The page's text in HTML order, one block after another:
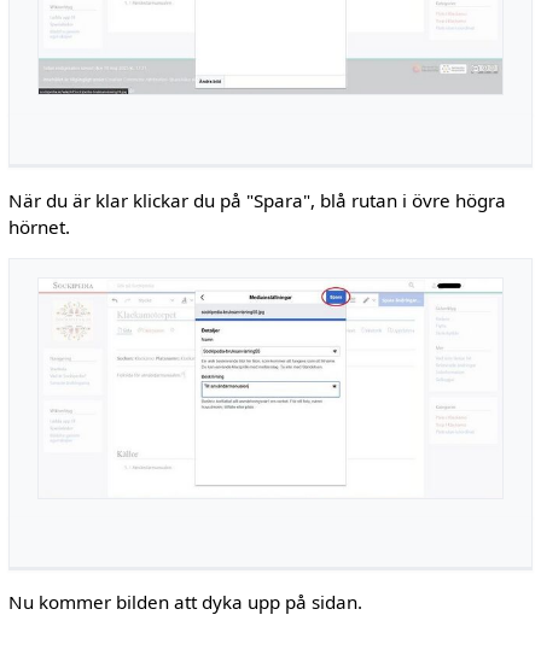
När du är klar klickar du på "Spara", blå rutan i övre högra
hörnet.
Nu kommer bilden att dyka upp på sidan.